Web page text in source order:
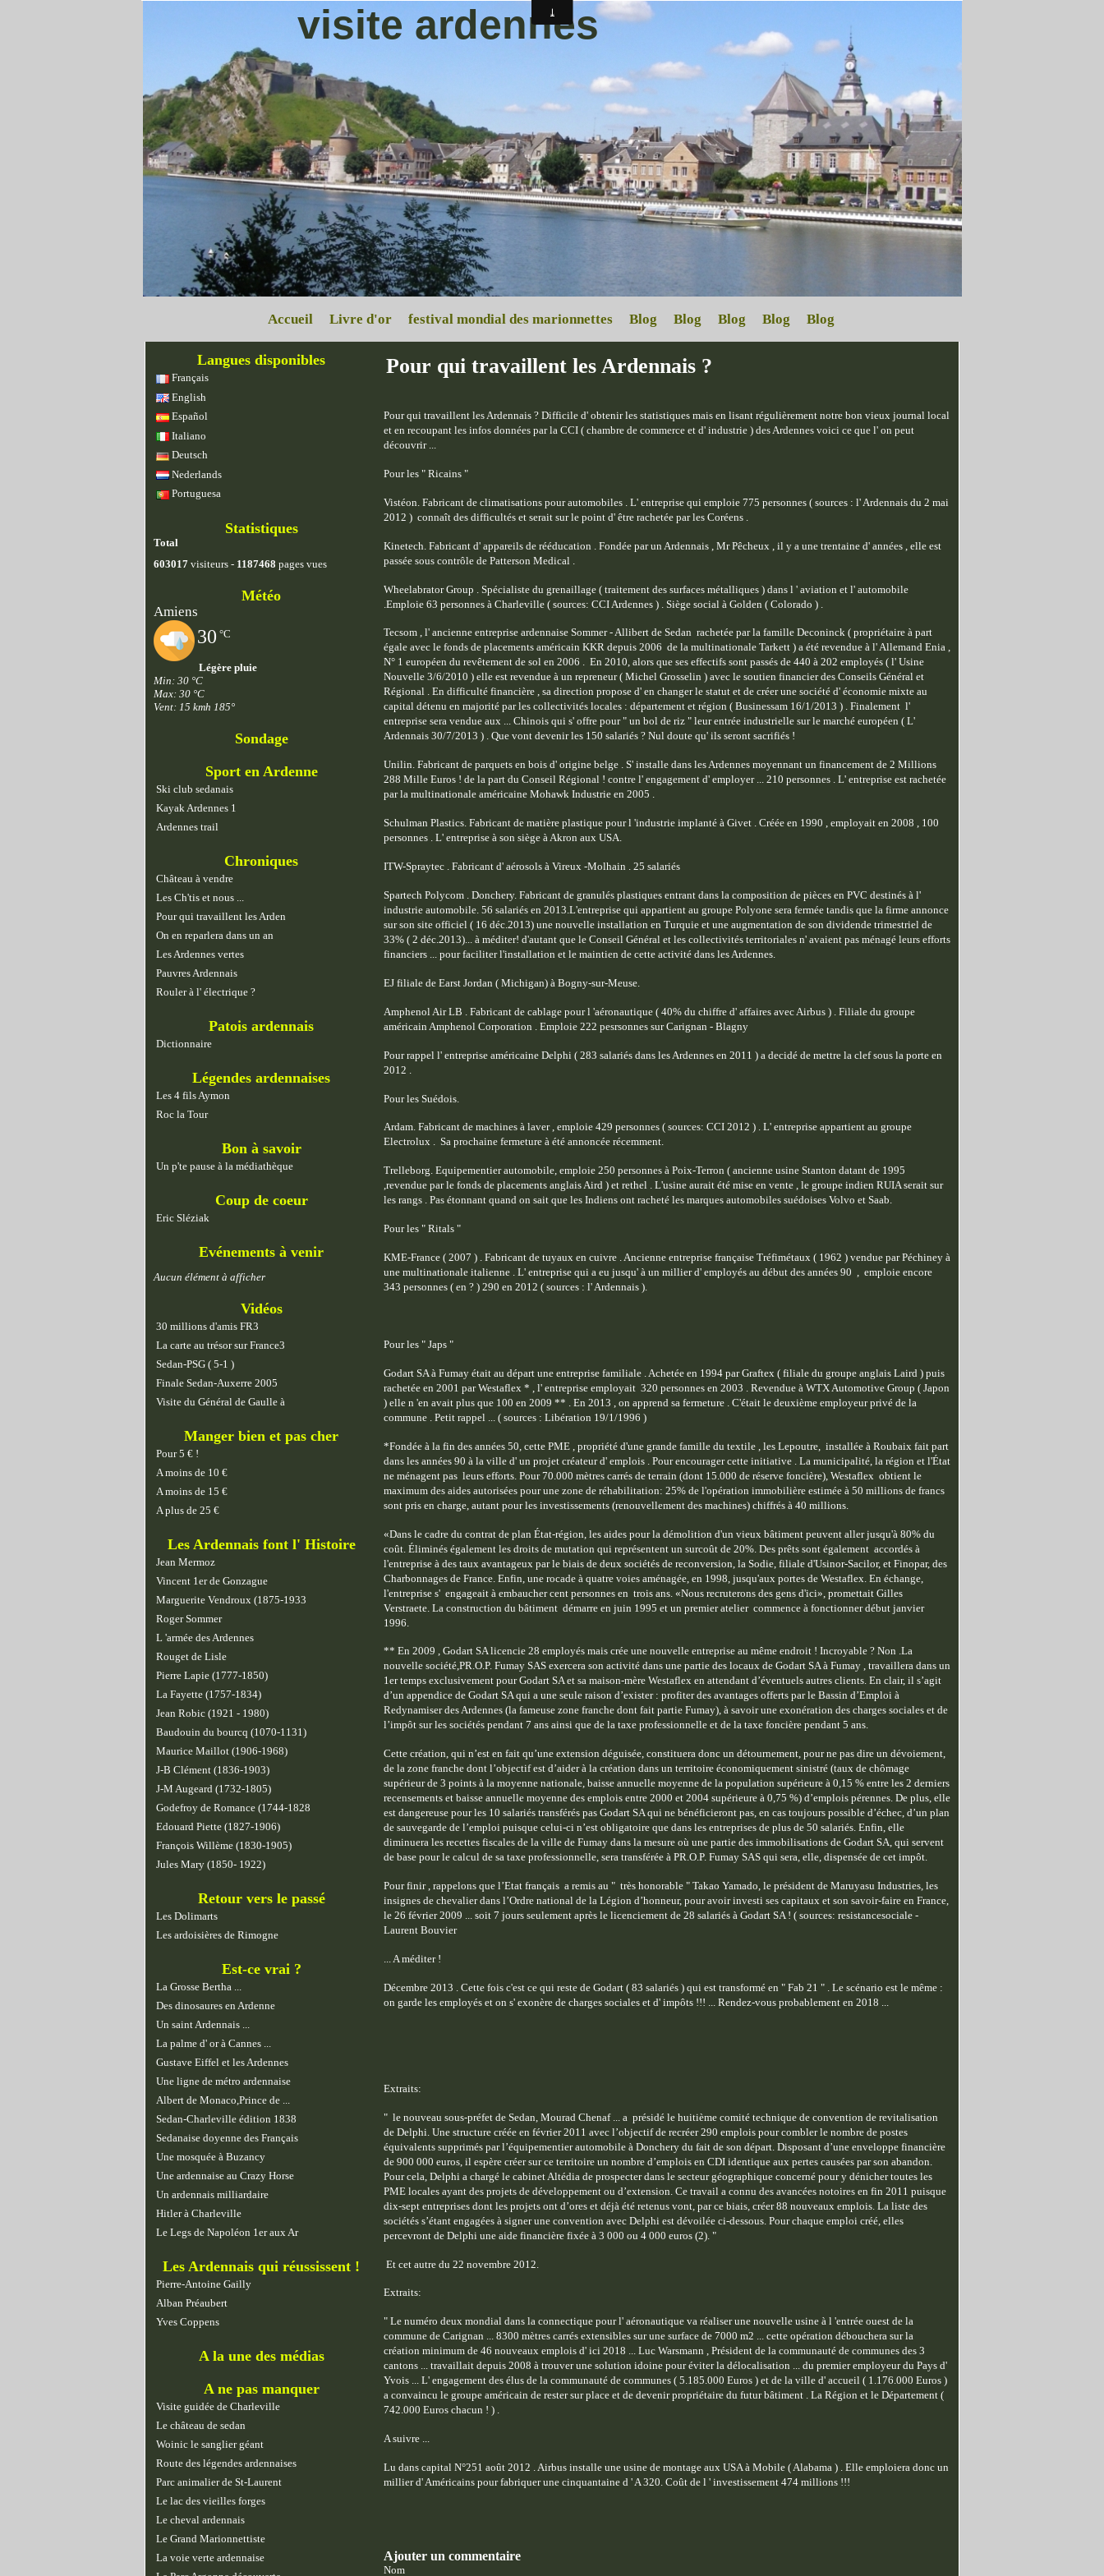
visite ardennes
Accueil Livre d'or festival mondial des marionnettes Blog Blog Blog Blog Blog
Langues disponibles
Français
English
Español
Italiano
Deutsch
Nederlands
Portuguesa
Statistiques
Total
603017 visiteurs - 1187468 pages vues
Météo
Amiens
30 °C
Légère pluie
Min: 30 °C
Max: 30 °C
Vent: 15 kmh 185°
Sondage
Sport en Ardenne
Ski club sedanais
Kayak Ardennes 1
Ardennes trail
Chroniques
Château à vendre
Les Ch'tis et nous ...
Pour qui travaillent les Arden
On en reparlera dans un an
Les Ardennes vertes
Pauvres Ardennais
Rouler à l' électrique ?
Patois ardennais
Dictionnaire
Légendes ardennaises
Les 4 fils Aymon
Roc la Tour
Bon à savoir
Un p'te pause à la médiathèque
Coup de coeur
Eric Sléziak
Evénements à venir
Aucun élément à afficher
Vidéos
30 millions d'amis FR3
La carte au trésor sur France3
Sedan-PSG ( 5-1 )
Finale Sedan-Auxerre 2005
Visite du Général de Gaulle à
Manger bien et pas cher
Pour 5 € !
A moins de 10 €
A moins de 15 €
A plus de 25 €
Les Ardennais font l' Histoire
Jean Mermoz
Vincent 1er de Gonzague
Marguerite Vendroux (1875-1933
Roger Sommer
L 'armée des Ardennes
Rouget de Lisle
Pierre Lapie (1777-1850)
La Fayette (1757-1834)
Jean Robic (1921 - 1980)
Baudouin du bourcq (1070-1131)
Maurice Maillot (1906-1968)
J-B Clément (1836-1903)
J-M Augeard (1732-1805)
Godefroy de Romance (1744-1828
Edouard Piette (1827-1906)
François Willème (1830-1905)
Jules Mary (1850- 1922)
Retour vers le passé
Les Dolimarts
Les ardoisières de Rimogne
Est-ce vrai ?
La Grosse Bertha ...
Des dinosaures en Ardenne
Un saint Ardennais ...
La palme d' or à Cannes ...
Gustave Eiffel et les Ardennes
Une ligne de métro ardennaise
Albert de Monaco,Prince de ...
Sedan-Charleville édition 1838
Sedanaise doyenne des Français
Une mosquée à Buzancy
Une ardennaise au Crazy Horse
Un ardennais milliardaire
Hitler à Charleville
Le Legs de Napoléon 1er aux Ar
Les Ardennais qui réussissent !
Pierre-Antoine Gailly
Alban Préaubert
Yves Coppens
A la une des médias
A ne pas manquer
Visite guidée de Charleville
Le château de sedan
Woinic le sanglier géant
Route des légendes ardennaises
Parc animalier de St-Laurent
Le lac des vieilles forges
Le cheval ardennais
Le Grand Marionnettiste
La voie verte ardennaise
Pour qui travaillent les Ardennais ?
Pour qui travaillent les Ardennais ? Difficile d' obtenir les statistiques mais en lisant régulièrement notre bon vieux journal local
et en recoupant les infos données par la CCI ( chambre de commerce et d' industrie ) des Ardennes voici ce que l' on peut
découvrir ...
Pour les " Ricains "
Vistéon. Fabricant de climatisations pour automobiles . L' entreprise qui emploie 775 personnes ( sources : l' Ardennais du 2 mai
2012 ) connaît des difficultés et serait sur le point d' être rachetée par les Coréens .
Kinetech. Fabricant d' appareils de rééducation . Fondée par un Ardennais , Mr Pêcheux , il y a une trentaine d' années , elle est
passée sous contrôle de Patterson Medical .
Wheelabrator Group . Spécialiste du grenaillage ( traitement des surfaces métalliques ) dans l ' aviation et l' automobile
.Emploie 63 personnes à Charleville ( sources: CCI Ardennes ) . Siège social à Golden ( Colorado ) .
Tecsom , l' ancienne entreprise ardennaise Sommer - Allibert de Sedan rachetée par la famille Deconinck ( propriétaire à part
égale avec le fonds de placements américain KKR depuis 2006 de la multinationale Tarkett ) a été revendue à l' Allemand Enia ,
N° 1 européen du revêtement de sol en 2006 . En 2010, alors que ses effectifs sont passés de 440 à 202 employés ( l' Usine
Nouvelle 3/6/2010 ) elle est revendue à un repreneur ( Michel Grosselin ) avec le soutien financier des Conseils Général et
Régional . En difficulté financière , sa direction propose d' en changer le statut et de créer une société d' économie mixte au
capital détenu en majorité par les collectivités locales : département et région ( Businessam 16/1/2013 ) . Finalement l'
entreprise sera vendue aux ... Chinois qui s' offre pour " un bol de riz " leur entrée industrielle sur le marché européen ( L'
Ardennais 30/7/2013 ) . Que vont devenir les 150 salariés ? Nul doute qu' ils seront sacrifiés !
Unilin. Fabricant de parquets en bois d' origine belge . S' installe dans les Ardennes moyennant un financement de 2 Millions
288 Mille Euros ! de la part du Conseil Régional ! contre l' engagement d' employer ... 210 personnes . L' entreprise est rachetée
par la multinationale américaine Mohawk Industrie en 2005 .
Schulman Plastics. Fabricant de matière plastique pour l 'industrie implanté à Givet . Créée en 1990 , employait en 2008 , 100
personnes . L' entreprise à son siège à Akron aux USA.
ITW-Spraytec . Fabricant d' aérosols à Vireux -Molhain . 25 salariés
Spartech Polycom . Donchery. Fabricant de granulés plastiques entrant dans la composition de pièces en PVC destinés à l'
industrie automobile. 56 salariés en 2013.L'entreprise qui appartient au groupe Polyone sera fermée tandis que la firme annonce
sur son site officiel ( 16 déc.2013) une nouvelle installation en Turquie et une augmentation de son dividende trimestriel de
33% ( 2 déc.2013)... à méditer! d'autant que le Conseil Général et les collectivités territoriales n' avaient pas ménagé leurs efforts
financiers ... pour faciliter l'installation et le maintien de cette activité dans les Ardennes.
EJ filiale de Earst Jordan ( Michigan) à Bogny-sur-Meuse.
Amphenol Air LB . Fabricant de cablage pour l 'aéronautique ( 40% du chiffre d' affaires avec Airbus ) . Filiale du groupe
américain Amphenol Corporation . Emploie 222 pesrsonnes sur Carignan - Blagny
Pour rappel l' entreprise américaine Delphi ( 283 salariés dans les Ardennes en 2011 ) a decidé de mettre la clef sous la porte en
2012 .
Pour les Suédois.
Ardam. Fabricant de machines à laver , emploie 429 personnes ( sources: CCI 2012 ) . L' entreprise appartient au groupe
Electrolux . Sa prochaine fermeture à été annoncée récemment.
Trelleborg. Equipementier automobile, emploie 250 personnes à Poix-Terron ( ancienne usine Stanton datant de 1995
,revendue par le fonds de placements anglais Aird ) et rethel . L'usine aurait été mise en vente , le groupe indien RUIA serait sur
les rangs . Pas étonnant quand on sait que les Indiens ont racheté les marques automobiles suédoises Volvo et Saab.
Pour les " Ritals "
KME-France ( 2007 ) . Fabricant de tuyaux en cuivre . Ancienne entreprise française Tréfimétaux ( 1962 ) vendue par Péchiney à
une multinationale italienne . L' entreprise qui a eu jusqu' à un millier d' employés au début des années 90 , emploie encore
343 personnes ( en ? ) 290 en 2012 ( sources : l' Ardennais ).
Pour les " Japs "
Godart SA à Fumay était au départ une entreprise familiale . Achetée en 1994 par Graftex ( filiale du groupe anglais Laird ) puis
rachetée en 2001 par Westaflex * , l' entreprise employait 320 personnes en 2003 . Revendue à WTX Automotive Group ( Japon
) elle n 'en avait plus que 100 en 2009 ** . En 2013 , on apprend sa fermeture . C'était le deuxième employeur privé de la
commune . Petit rappel ... ( sources : Libération 19/1/1996 )
*Fondée à la fin des années 50, cette PME , propriété d'une grande famille du textile , les Lepoutre, installée à Roubaix fait part
dans les années 90 à la ville d' un projet créateur d' emplois . Pour encourager cette initiative . La municipalité, la région et l'État
ne ménagent pas leurs efforts. Pour 70.000 mètres carrés de terrain (dont 15.000 de réserve foncière), Westaflex obtient le
maximum des aides autorisées pour une zone de réhabilitation: 25% de l'opération immobilière estimée à 50 millions de francs
sont pris en charge, autant pour les investissements (renouvellement des machines) chiffrés à 40 millions.
«Dans le cadre du contrat de plan État-région, les aides pour la démolition d'un vieux bâtiment peuvent aller jusqu'à 80% du
coût. Éliminés également les droits de mutation qui représentent un surcoût de 20%. Des prêts sont également accordés à
l'entreprise à des taux avantageux par le biais de deux sociétés de reconversion, la Sodie, filiale d'Usinor-Sacilor, et Finopar, des
Charbonnages de France. Enfin, une rocade à quatre voies aménagée, en 1998, jusqu'aux portes de Westaflex. En échange,
l'entreprise s' engageait à embaucher cent personnes en trois ans. «Nous recruterons des gens d'ici», promettait Gilles
Verstraete. La construction du bâtiment démarre en juin 1995 et un premier atelier commence à fonctionner début janvier
1996.
** En 2009 , Godart SA licencie 28 employés mais crée une nouvelle entreprise au même endroit ! Incroyable ? Non .La
nouvelle société,PR.O.P. Fumay SAS exercera son activité dans une partie des locaux de Godart SA à Fumay , travaillera dans un
1er temps exclusivement pour Godart SA et sa maison-mère Westaflex en attendant d’éventuels autres clients. En clair, il s’agit
d’un appendice de Godart SA qui a une seule raison d’exister : profiter des avantages offerts par le Bassin d’Emploi à
Redynamiser des Ardennes (la fameuse zone franche dont fait partie Fumay), à savoir une exonération des charges sociales et de
l’impôt sur les sociétés pendant 7 ans ainsi que de la taxe professionnelle et de la taxe foncière pendant 5 ans.
Cette création, qui n’est en fait qu’une extension déguisée, constituera donc un détournement, pour ne pas dire un dévoiement,
de la zone franche dont l’objectif est d’aider à la création dans un territoire économiquement sinistré (taux de chômage
supérieur de 3 points à la moyenne nationale, baisse annuelle moyenne de la population supérieure à 0,15 % entre les 2 derniers
recensements et baisse annuelle moyenne des emplois entre 2000 et 2004 supérieure à 0,75 %) d’emplois pérennes. De plus, elle
est dangereuse pour les 10 salariés transférés pas Godart SA qui ne bénéficieront pas, en cas toujours possible d’échec, d’un plan
de sauvegarde de l’emploi puisque celui-ci n’est obligatoire que dans les entreprises de plus de 50 salariés. Enfin, elle
diminuera les recettes fiscales de la ville de Fumay dans la mesure où une partie des immobilisations de Godart SA, qui servent
de base pour le calcul de sa taxe professionnelle, sera transférée à PR.O.P. Fumay SAS qui sera, elle, dispensée de cet impôt.
Pour finir , rappelons que l’Etat français a remis au " très honorable " Takao Yamado, le président de Maruyasu Industries, les
insignes de chevalier dans l’Ordre national de la Légion d’honneur, pour avoir investi ses capitaux et son savoir-faire en France,
le 26 février 2009 ... soit 7 jours seulement après le licenciement de 28 salariés à Godart SA ! ( sources: resistancesociale -
Laurent Bouvier
... A méditer !
Décembre 2013 . Cette fois c'est ce qui reste de Godart ( 83 salariés ) qui est transformé en " Fab 21 " . Le scénario est le même :
on garde les employés et on s' exonère de charges sociales et d' impôts !!! ... Rendez-vous probablement en 2018 ...
Extraits:
" le nouveau sous-préfet de Sedan, Mourad Chenaf ... a présidé le huitième comité technique de convention de revitalisation
de Delphi. Une structure créée en février 2011 avec l’objectif de recréer 290 emplois pour combler le nombre de postes
équivalents supprimés par l’équipementier automobile à Donchery du fait de son départ. Disposant d’une enveloppe financière
de 900 000 euros, il espère créer sur ce territoire un nombre d’emplois en CDI identique aux pertes causées par son abandon.
Pour cela, Delphi a chargé le cabinet Altédia de prospecter dans le secteur géographique concerné pour y dénicher toutes les
PME locales ayant des projets de développement ou d’extension. Ce travail a connu des avancées notoires en fin 2011 puisque
dix-sept entreprises dont les projets ont d’ores et déjà été retenus vont, par ce biais, créer 88 nouveaux emplois. La liste des
sociétés s’étant engagées à signer une convention avec Delphi est dévoilée ci-dessous. Pour chaque emploi créé, elles
percevront de Delphi une aide financière fixée à 3 000 ou 4 000 euros (2). "
Et cet autre du 22 novembre 2012.
Extraits:
" Le numéro deux mondial dans la connectique pour l' aéronautique va réaliser une nouvelle usine à l 'entrée ouest de la
commune de Carignan ... 8300 mètres carrés extensibles sur une surface de 7000 m2 ... cette opération débouchera sur la
création minimum de 46 nouveaux emplois d' ici 2018 ... Luc Warsmann , Président de la communauté de communes des 3
cantons ... travaillait depuis 2008 à trouver une solution idoine pour éviter la délocalisation ... du premier employeur du Pays d'
Yvois ... L' engagement des élus de la communauté de communes ( 5.185.000 Euros ) et de la ville d' accueil ( 1.176.000 Euros )
a convaincu le groupe américain de rester sur place et de devenir propriétaire du futur bâtiment . La Région et le Département (
742.000 Euros chacun ! ) .
A suivre ...
Lu dans capital N°251 août 2012 . Airbus installe une usine de montage aux USA à Mobile ( Alabama ) . Elle emploiera donc un
millier d' Américains pour fabriquer une cinquantaine d ' A 320. Coût de l ' investissement 474 millions !!!
Ajouter un commentaire
Nom